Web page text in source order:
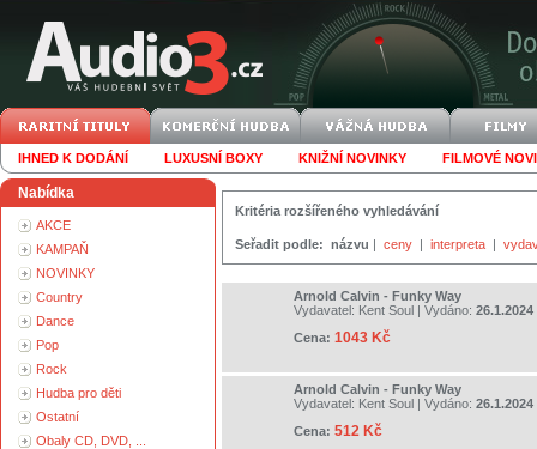
IHNED K DODÁNÍ LUXUSNÍ BOXY KNIŽNÍ NOVINKY FILMOVÉ
Nabídka
AKCE
KAMPAŇ
NOVINKY
Country
Dance
Pop
Rock
Hudba pro děti
Ostatní
Obaly CD, DVD, ...
Kritéria rozšířeného vyhledávání
Seřadit podle: názvu | ceny | interpreta |
Arnold Calvin - Funky Way
Vydavatel: Kent Soul | Vydáno: 26.1.2024
Cena: 1043 Kč
Arnold Calvin - Funky Way
Vydavatel: Kent Soul | Vydáno: 26.1.2024
Cena: 512 Kč